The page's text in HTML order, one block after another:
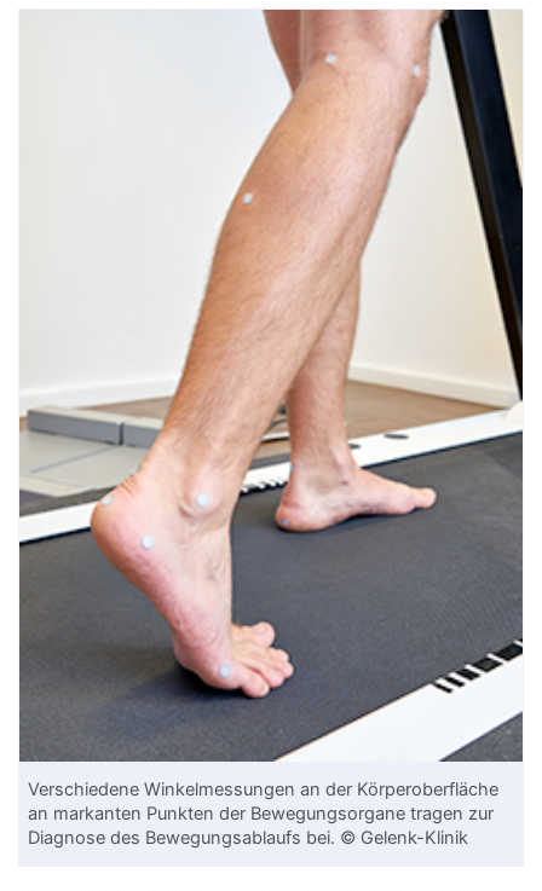
Verschiedene Winkelmessungen an der Körperoberfläche
an markanten Punkten der Bewegungsorgane tragen zur
Diagnose des Bewegungsablaufs bei. © Gelenk-Klinik